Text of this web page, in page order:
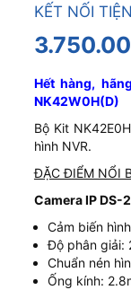
KẾT NỐI
Hết hàng,
NK42W0H(D)
Bộ Kit
hình NVR.
ĐẶC ĐIỂM NỔI
Camera IP DS-
Cảm biến
Độ phân giải:
Chuẩn nén
Ống kính: